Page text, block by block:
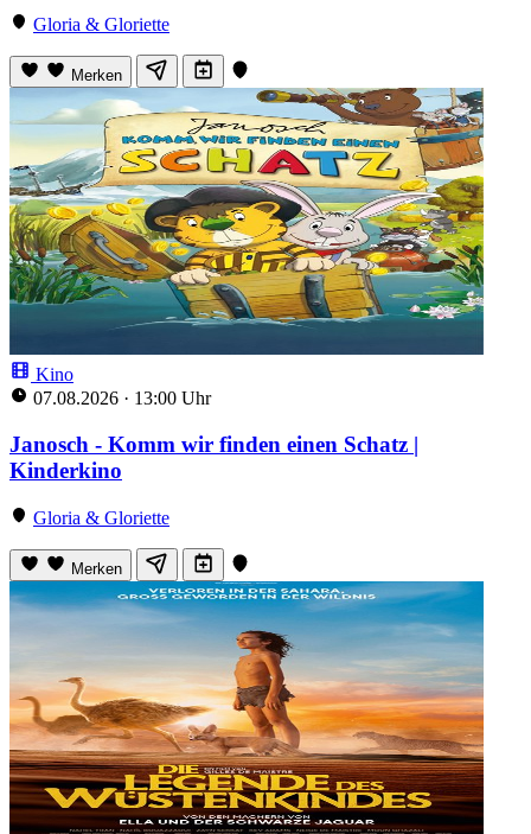
Gloria & Gloriette
Merken
Kino
07.08.2026 · 13:00 Uhr
Janosch - Komm wir finden einen Schatz |
Kinderkino
Gloria & Gloriette
Merken